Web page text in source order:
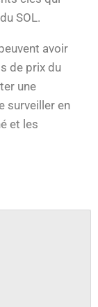
SOL.
avoir
de prix du
une
surveiller en
et les